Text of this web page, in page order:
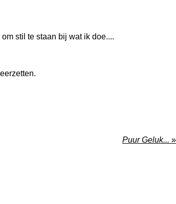
stil te staan bij wat ik doe....
Puur Geluk... »